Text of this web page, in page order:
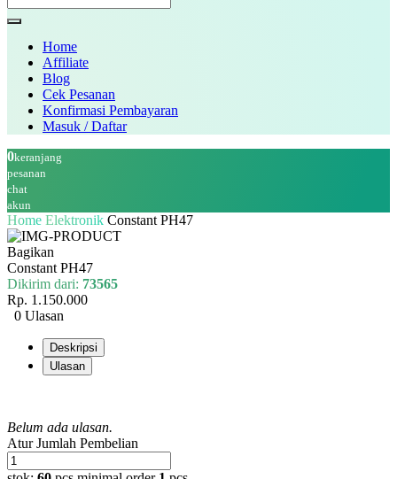
Home
Affiliate
Blog
Cek Pesanan
Konfirmasi Pembayaran
Masuk / Daftar
0keranjang
pesanan
chat
akun
Home Elektronik Constant PH47
Bagikan
Constant PH47
Dikirim dari: 73565
Rp. 1.150.000
0 Ulasan
Deskripsi
Ulasan
Belum ada ulasan.
Atur Jumlah Pembelian